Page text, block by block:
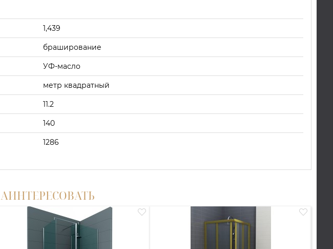
1,439
браширование
УФ-масло
метр квадратный
11.2
140
1286